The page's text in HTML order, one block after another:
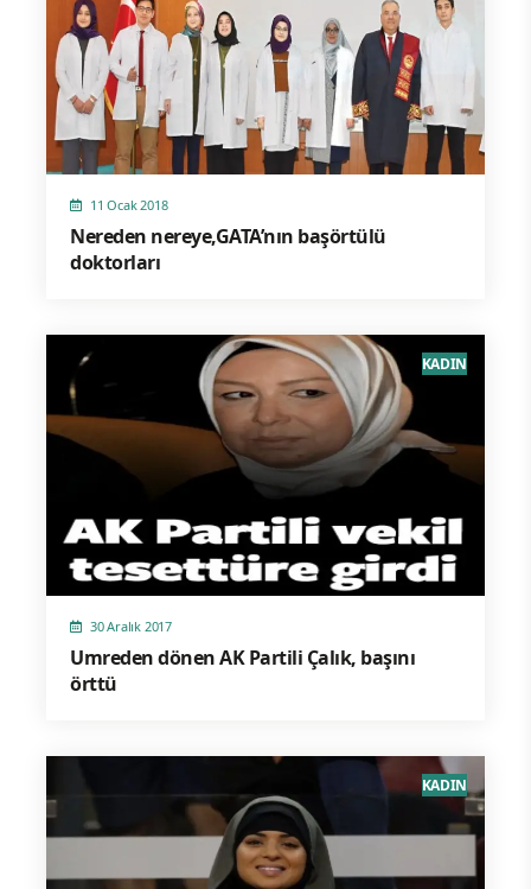
11 Ocak 2018
Nereden nereye,GATA’nın başörtülü
doktorları
30 Aralık 2017
Umreden dönen AK Partili Çalık, başını
örttü
KADIN
KADIN